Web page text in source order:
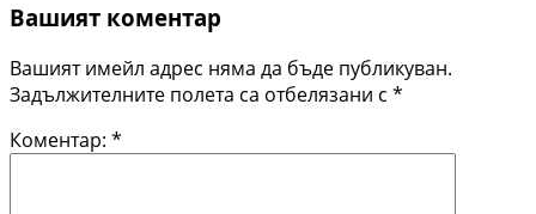
Вашият коментар
Вашият имейл адрес няма да бъде публикуван.
Задължителните полета са отбелязани с *
Коментар: *